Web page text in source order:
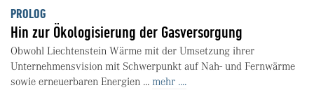
PROLOG
Hin zur Ökologisierung der Gasversorgung
Obwohl Liechtenstein Wärme mit der Umsetzung ihrer
Unternehmensvision mit Schwerpunkt auf Nah- und Fernwärme
sowie erneuerbaren Energien ... mehr ....